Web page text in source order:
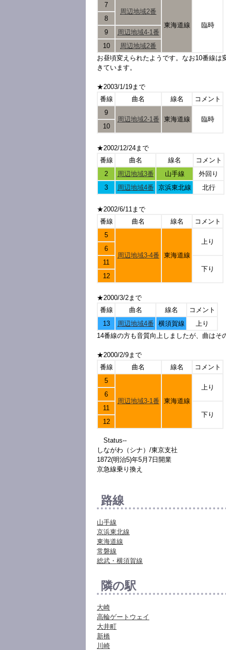
7
周辺地域2番
東海道線
臨時
8
9
周辺地域4-1番
10
周辺地域2番
お昼頃変えられたようです。なお10番線は
きています。
★2003/1/19まで
番線
曲名 線名
コメント
9
周辺地域2-1番
東海道線
臨時
10
★2002/12/24まで
番線
曲名 線名
コメント
2
周辺地域3番 山手線
外回り
3
周辺地域4番 京浜東北線 北行
★2002/6/11まで
番線
曲名 線名
コメント
5
周辺地域3-4番 東海道線
上り
6
11
下り
12
★2000/3/2まで
番線
曲名 線名
コメント
13
周辺地域4番 横須賀線
上り
14番線の方も音質向上しましたが、曲はそ
★2000/2/9まで
番線
曲名 線名
コメント
5
周辺地域3-1番 東海道線
上り
6
11
下り
12
Status--
しながわ（シナ）/東京支社
1872(明治5)年5月7日開業
京急線乗り換え
路線
山手線
京浜東北線
東海道線
常磐線
総武・横須賀線
隣の駅
大崎
高輪ゲートウェイ
大井町
新橋
川崎